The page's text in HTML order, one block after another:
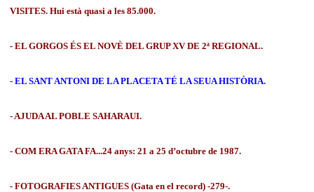
VISITES. Hui està quasi a les 85.000.
- EL GORGOS ÉS EL NOVÈ DEL GRUP XV DE 2ª REGIONAL.
- EL SANT ANTONI DE LA PLACETA TÉ LA SEUA HISTÒRIA.
- AJUDA AL POBLE SAHARAUI.
- COM ERA GATA FA...24 anys: 21 a 25 d’octubre de 1987.
- FOTOGRAFIES ANTIGUES (Gata en el record) -279-.